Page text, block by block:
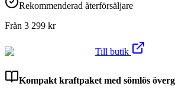
Rekommenderad återförsäljare
Från 3 299 kr
Till butik
Kompakt kraftpaket med sömlös